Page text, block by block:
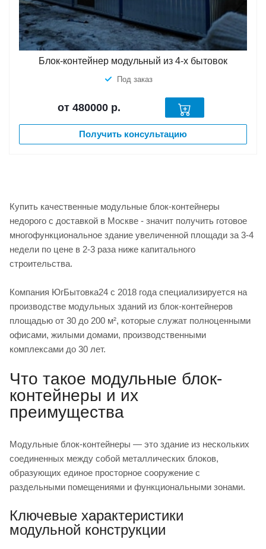
Блок-контейнер модульный из 4-х бытовок
Под заказ
от 480000 р.
Получить консультацию
Купить качественные модульные блок-контейнеры
недорого с доставкой в Москве - значит получить готовое
многофункциональное здание увеличенной площади за 3-4
недели по цене в 2-3 раза ниже капитального
строительства.
Компания ЮгБытовка24 с 2018 года специализируется на
производстве модульных зданий из блок-контейнеров
площадью от 30 до 200 м², которые служат полноценными
офисами, жилыми домами, производственными
комплексами до 30 лет.
Что такое модульные блок-
контейнеры и их
преимущества
Модульные блок-контейнеры — это здание из нескольких
соединенных между собой металлических блоков,
образующих единое просторное сооружение с
раздельными помещениями и функциональными зонами.
Ключевые характеристики
модульной конструкции